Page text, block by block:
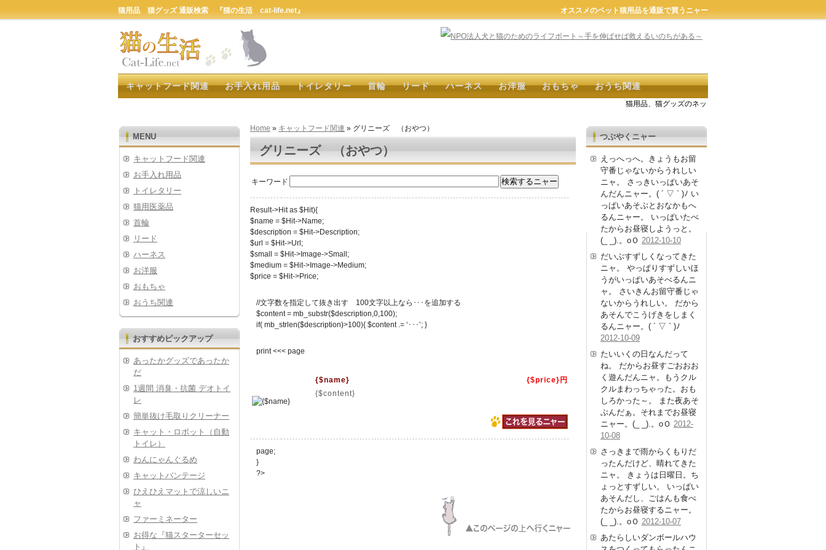
猫用品 猫グッズ 通販検索 『猫の生活 cat-life.net』 オススメのペット猫用品を通販で買うニャー
キャットフード関連 お手入れ用品 トイレタリー 首輪 リード ハーネス お洋服 おもちゃ おうち関連
猫用品、猫グッズのネット通販商品が探せるよ。キーワー
Home » キャットフード関連 » グリニーズ （おやつ）
グリニーズ （おやつ）
キーワード
Result->Hit as $Hit){
$name = $Hit->Name;
$description = $Hit->Description;
$url = $Hit->Url;
$small = $Hit->Image->Small;
$medium = $Hit->Image->Medium;
$price = $Hit->Price;
//文字数を指定して抜き出す 100文字以上なら･･･を追加する
$content = mb_substr($description,0,100);
if( mb_strlen($description)>100){ $content .= ‘･･･’; }
print <<< page
{$name}
{$price}円
{$content}
page;
}
?>
つぶやくニャー
えっへっへ。きょうもお留
守番じゃないからうれしい
ニャ。 さっきいっぱいあそ
んだんニャー。( ´ ▽ ` )ﾉ い
っぱいあそぶとおなかもへ
るんニャー。 いっぱいたべ
たからお昼寝しようっと。
(_ _).。oＯ 2012-10-10
だいぶすずしくなってきた
ニャ。 やっぱりすずしいほ
うがいっぱいあそべるんニ
ャ。 さいきんお留守番じゃ
ないからうれしい。 だから
あそんでこうげきをしまく
るんニャー。( ´ ▽ ` )ﾉ
2012-10-09
たいいくの日なんだって
ね。 だからお昼すごおおお
く遊んだんニャ。もうクル
クルまわっちゃった。おも
しろかった～。 また夜あそ
ぶんだぁ。それまでお昼寝
ニャー。(_ _).。oＯ 2012-
10-08
さっきまで雨からくもりだ
ったんだけど、晴れてきた
ニャ。 きょうは日曜日。ち
ょっとすずしい。 いっぱい
あそんだし、ごはんも食べ
たからお昼寝するニャー。
(_ _).。oＯ 2012-10-07
あたらしいダンボールハウ
MENU
キャットフード関連
お手入れ用品
トイレタリー
猫用医薬品
首輪
リード
ハーネス
お洋服
おもちゃ
おうち関連
おすすめピックアップ
あったかグッズであったか
だ
1週間 消臭・抗菌 デオトイ
レ
簡単抜け毛取りクリーナー
キャット・ロボット（自動
トイレ）
わんにゃんぐるめ
キャットバンテージ
ひえひえマットで涼しいニ
ャ
ファーミネーター
お得な『猫スターターセッ
ト』